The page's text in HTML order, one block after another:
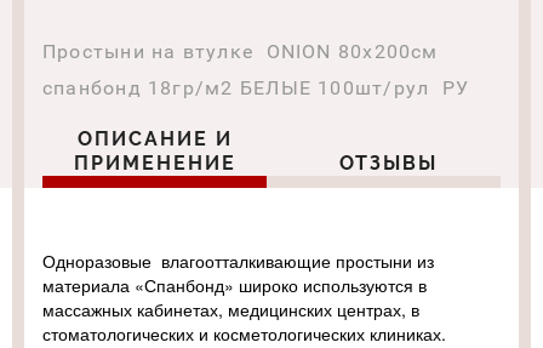
Простыни на втулке ONION 80х200см
спанбонд 18гр/м2 БЕЛЫЕ 100шт/рул РУ
ОПИСАНИЕ И
ПРИМЕНЕНИЕ
ОТЗЫВЫ
Одноразовые влагоотталкивающие простыни из
материала «Спанбонд» широко используются в
массажных кабинетах, медицинских центрах, в
стоматологических и косметологических клиниках.